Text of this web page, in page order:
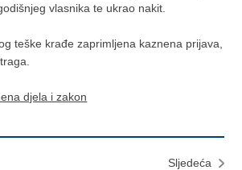
vlasnika te ukrao nakit.
teške krađe zaprimljena kaznena prijava,
djela i zakon
Sljedeća